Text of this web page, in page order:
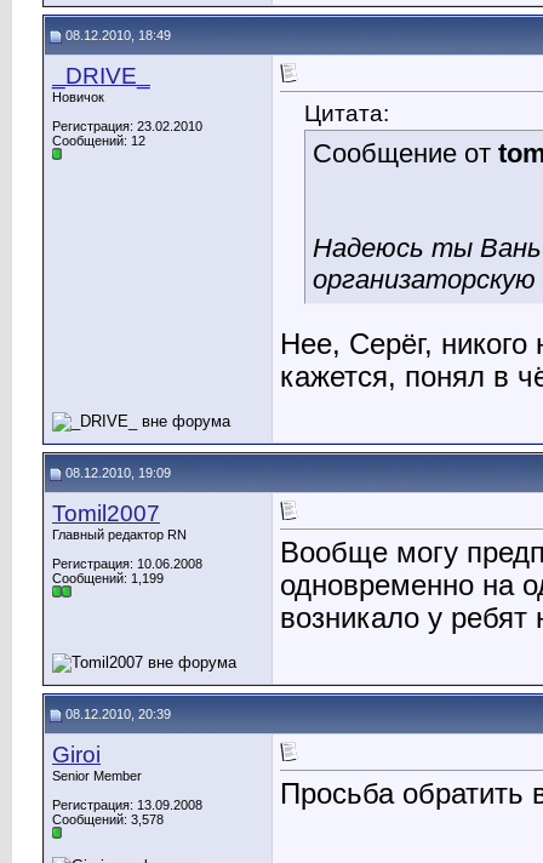
08.12.2010, 18:49
_DRIVE_
Новичок
Регистрация: 23.02.2010
Сообщений: 12
Цитата:
Сообщение от
Надеюсь ты Вань
Нее, Серёг,
кажется, понял в
08.12.2010, 19:09
Tomil2007
Главный редактор RN
Регистрация: 10.06.2008
Сообщений: 1,199
Вообще могу
одновременно на
возникало у
08.12.2010, 20:39
Giroi
Senior Member
Регистрация: 13.09.2008
Сообщений: 3,578
Просьба обратить